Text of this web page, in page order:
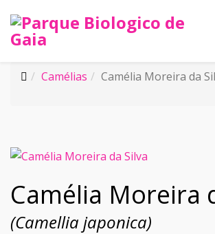
Camélias Camélia Moreira da
Camélia Moreira
(Camellia japonica)